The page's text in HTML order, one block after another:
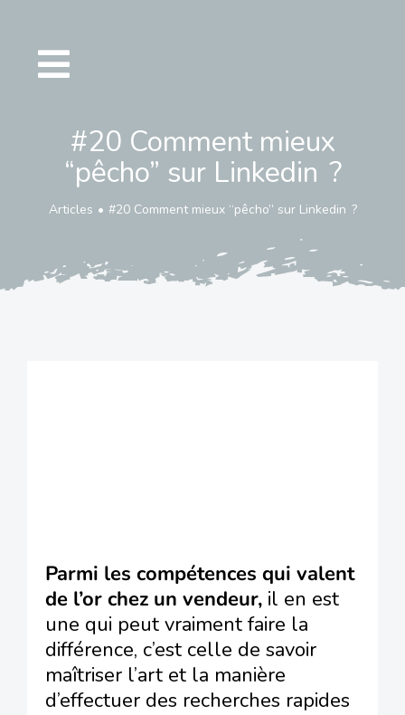
contenu
#20 Comment mieux
“pêcho” sur Linkedin ?
Articles #20 Comment mieux “pêcho” sur Linkedin ?
Parmi les compétences qui valent
de l’or chez un vendeur, il en est
une qui peut vraiment faire la
différence, c’est celle de savoir
maîtriser l’art et la manière
d’effectuer des recherches rapides